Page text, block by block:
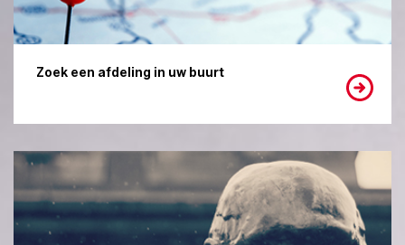
Zoek een afdeling in uw buurt